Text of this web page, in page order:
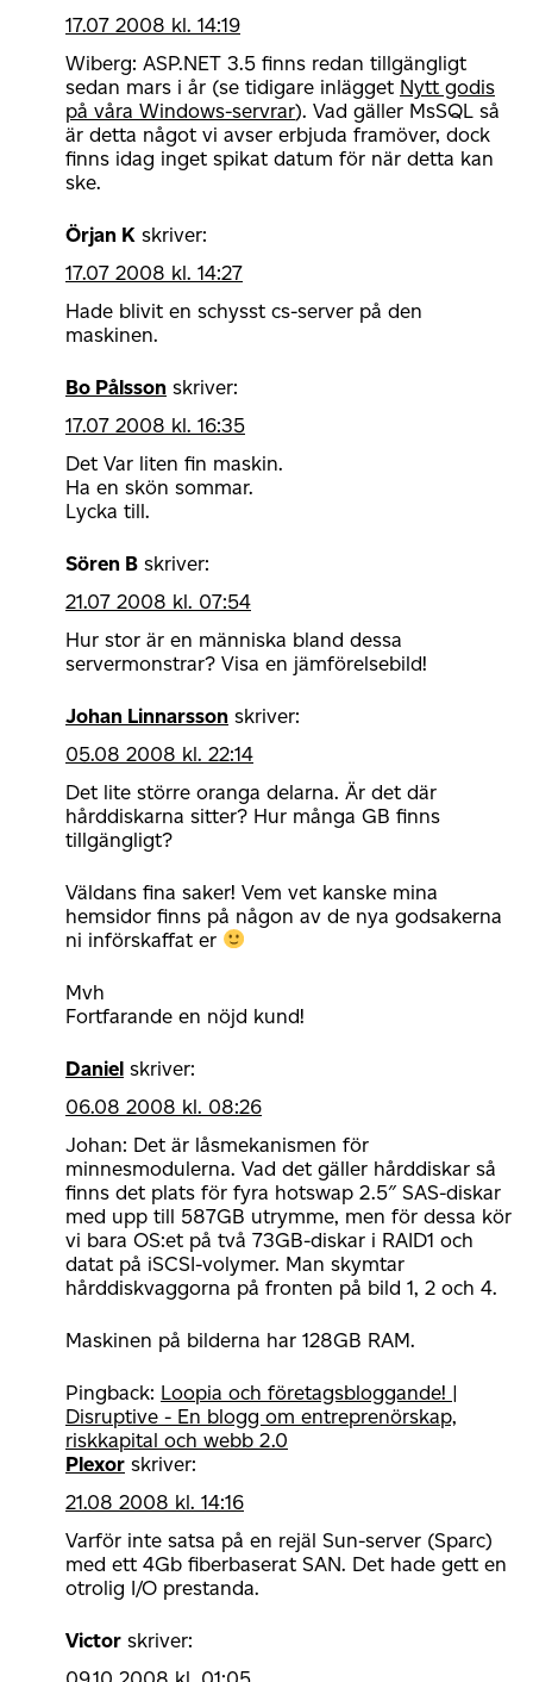
17.07 2008 kl. 14:19
Wiberg: ASP.NET 3.5 finns redan tillgängligt
sedan mars i år (se tidigare inlägget Nytt godis
på våra Windows-servrar). Vad gäller MsSQL så
är detta något vi avser erbjuda framöver, dock
finns idag inget spikat datum för när detta kan
ske.
Örjan K skriver:
17.07 2008 kl. 14:27
Hade blivit en schysst cs-server på den
maskinen.
Bo Pålsson skriver:
17.07 2008 kl. 16:35
Det Var liten fin maskin.
Ha en skön sommar.
Lycka till.
Sören B skriver:
21.07 2008 kl. 07:54
Hur stor är en människa bland dessa
servermonstrar? Visa en jämförelsebild!
Johan Linnarsson skriver:
05.08 2008 kl. 22:14
Det lite större oranga delarna. Är det där
hårddiskarna sitter? Hur många GB finns
tillgängligt?
Väldans fina saker! Vem vet kanske mina
hemsidor finns på någon av de nya godsakerna
ni införskaffat er
Mvh
Fortfarande en nöjd kund!
Daniel skriver:
06.08 2008 kl. 08:26
Johan: Det är låsmekanismen för
minnesmodulerna. Vad det gäller hårddiskar så
finns det plats för fyra hotswap 2.5″ SAS-diskar
med upp till 587GB utrymme, men för dessa kör
vi bara OS:et på två 73GB-diskar i RAID1 och
datat på iSCSI-volymer. Man skymtar
hårddiskvaggorna på fronten på bild 1, 2 och 4.
Maskinen på bilderna har 128GB RAM.
Pingback: Loopia och företagsbloggande! |
Disruptive - En blogg om entreprenörskap,
riskkapital och webb 2.0
Plexor skriver:
21.08 2008 kl. 14:16
Varför inte satsa på en rejäl Sun-server (Sparc)
med ett 4Gb fiberbaserat SAN. Det hade gett en
otrolig I/O prestanda.
Victor skriver: